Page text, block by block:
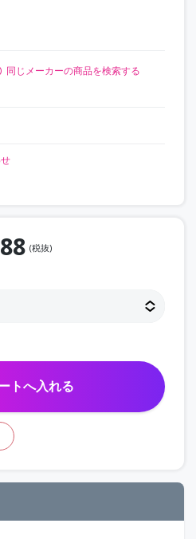
同じメーカーの商品を検索する
(税抜)
トへ入れる